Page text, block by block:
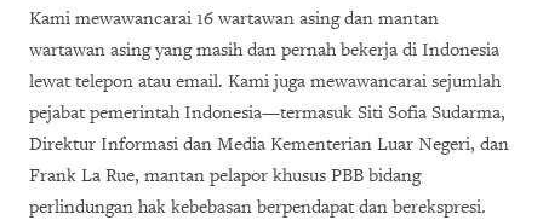
Kami mewawancarai 16 wartawan asing dan mantan
wartawan asing yang masih dan pernah bekerja di Indonesia
lewat telepon atau email. Kami juga mewawancarai sejumlah
pejabat pemerintah Indonesia—termasuk Siti Sofia Sudarma,
Direktur Informasi dan Media Kementerian Luar Negeri, dan
Frank La Rue, mantan pelapor khusus PBB bidang
perlindungan hak kebebasan berpendapat dan berekspresi.